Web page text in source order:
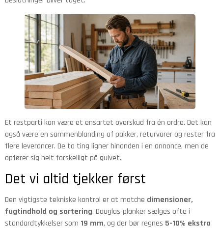
Et restparti kan være et ensartet overskud fra én ordre. Det kan
også være en sammenblanding af pakker, returvarer og rester fra
flere leverancer. De to ting ligner hinanden i en annonce, men de
opfører sig helt forskelligt på gulvet.
Det vi altid tjekker først
Den vigtigste tekniske kontrol er at matche dimensioner,
fugtindhold og sortering. Douglas-planker sælges ofte i
standardtykkelser som 19 mm, og der bør regnes 5-10% ekstra